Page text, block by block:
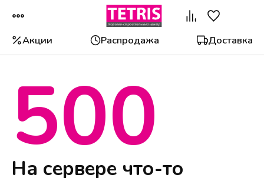
Акции Распродажа Доставка
500
На сервере что-то